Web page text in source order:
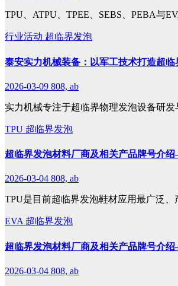
TPU、ATPU、TPEE、SEBS、PEBA与
行业活动 超临界发泡
泰安实力机械装备：以军工技术打造超
2026-03-09 808, ab
实力机械专注于超临界物理发泡设备研
TPU 超临界发泡
超临界发泡材料厂商及相关产品牌号介
2026-03-04 808, ab
TPU是目前超临界发泡鞋材应用最广泛
EVA 超临界发泡
超临界发泡材料厂商及相关产品牌号介
2026-03-04 808, ab